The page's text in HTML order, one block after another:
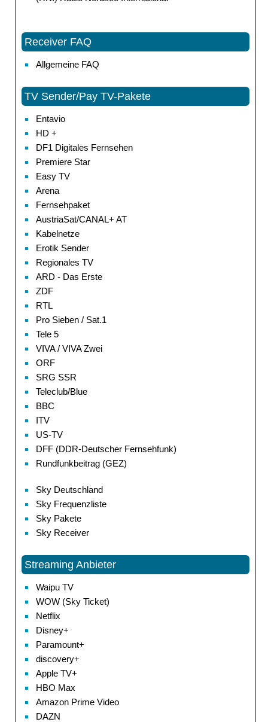
Receiver FAQ
Allgemeine FAQ
TV Sender/Pay TV-Pakete
Entavio
HD +
DF1 Digitales Fernsehen
Premiere Star
Easy TV
Arena
Fernsehpaket
AustriaSat/CANAL+ AT
Kabelnetze
Erotik Sender
Regionales TV
ARD - Das Erste
ZDF
RTL
Pro Sieben / Sat.1
Tele 5
VIVA / VIVA Zwei
ORF
SRG SSR
Teleclub/Blue
BBC
ITV
US-TV
DFF (DDR-Deutscher Fernsehfunk)
Rundfunkbeitrag (GEZ)
Sky Deutschland
Sky Frequenzliste
Sky Pakete
Sky Receiver
Streaming Anbieter
Waipu TV
WOW (Sky Ticket)
Netflix
Disney+
Paramount+
discovery+
Apple TV+
HBO Max
Amazon Prime Video
DAZN